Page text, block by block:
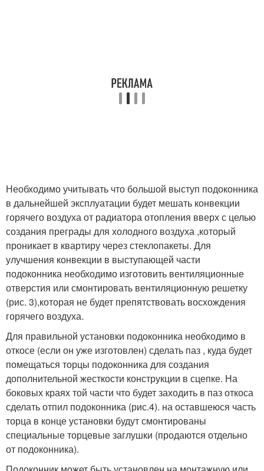
Необходимо учитывать что большой выступ подоконника
в дальнейшей эксплуатации будет мешать конвекции
горячего воздуха от радиатора отопления вверх с целью
создания преграды для холодного воздуха ,который
проникает в квартиру через стеклопакеты. Для
улучшения конвекции в выступающей части
подоконника необходимо изготовить вентиляционные
отверстия или смонтировать вентиляционную решетку
(рис. 3),которая не будет препятствовать восхождения
горячего воздуха.
Для правильной установки подоконника необходимо в
откосе (если он уже изготовлен) сделать паз , куда будет
помещаться торцы подоконника для создания
дополнительной жесткости конструкции в сцепке. На
боковых краях той части что будет заходить в паз откоса
сделать отпил подоконника (рис.4). на оставшеюся часть
торца в конце установки будут смонтированы
специальные торцевые заглушки (продаются отдельно
от подоконника).